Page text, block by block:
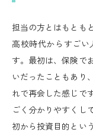
担当の方とはもとも
高校時代からすご
す。最初は、保険で
いだったこともあり
れで再会した感じで
ごく分かりやすくし
初から投資目的とい